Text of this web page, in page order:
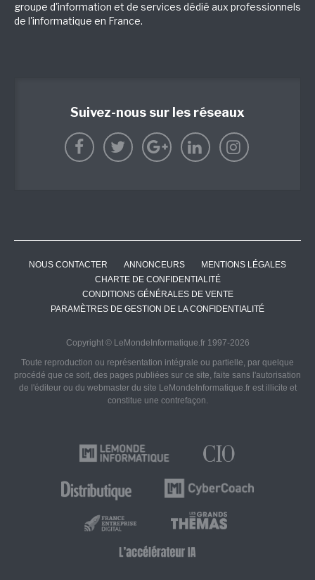
groupe d'information et de services dédié aux professionnels
de l'informatique en France.
Suivez-nous sur les réseaux
NOUS CONTACTER ANNONCEURS
MENTIONS LÉGALES
CHARTE DE CONFIDENTIALITÉ
CONDITIONS GÉNÉRALES DE VENTE
PARAMÈTRES DE GESTION DE LA CONFIDENTIALITÉ
Copyright © LeMondeInformatique.fr 1997-2026
Toute reproduction ou représentation intégrale ou partielle, par quelque
procédé que ce soit, des pages publiées sur ce site, faite sans l'autorisation
de l'éditeur ou du webmaster du site LeMondeInformatique.fr est illicite et
constitue une contrefaçon.